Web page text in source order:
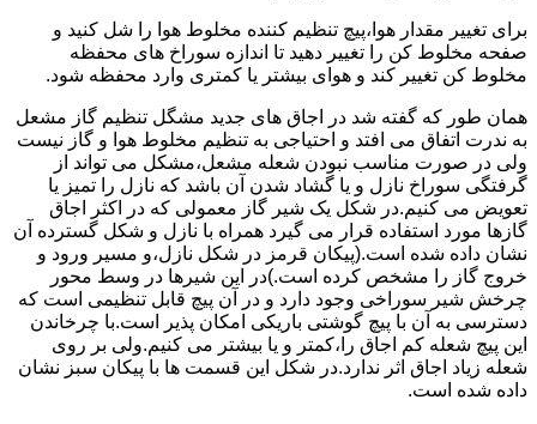
برای تغییر مقدار هوا،پیچ تنظیم کننده مخلوط هوا را شل کنید و
صفحه مخلوط کن را تغییر دهید تا اندازه سوراخ های محفظه
مخلوط کن تغییر کند و هوای بیشتر یا کمتری وارد محفظه شود.
همان طور که گفته شد در اجاق های جدید مشگل تنظیم گاز مشعل
به ندرت اتفاق می افتد و احتیاجی به تنظیم مخلوط هوا و گاز نیست
ولی در صورت مناسب نبودن شعله مشعل،مشکل می تواند از
گرفتگی سوراخ نازل و یا گشاد شدن آن باشد که نازل را تمیز یا
تعویض می کنیم.در شکل یک شیر گاز معمولی که در اکثر اجاق
گازها مورد استفاده قرار می گیرد همراه با نازل و شکل گسترده آن
نشان داده شده است.(پیکان قرمز در شکل نازل،و مسیر ورود و
خروج گاز را مشخص کرده است.)در این شیرها در وسط محور
چرخش شیر سوراخی وجود دارد و در آن پیچ قابل تنظیمی است که
دسترسی به آن با پیچ گوشتی باریکی امکان پذیر است.با چرخاندن
این پیچ شعله کم اجاق را،کمتر و یا بیشتر می کنیم.ولی بر روی
شعله زیاد اجاق اثر ندارد.در شکل این قسمت ها با پیکان سبز نشان
داده شده است.